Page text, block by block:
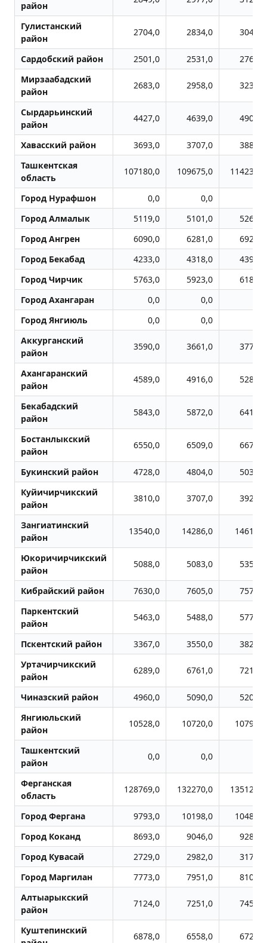
район
Гулистанский
район
2704,0 2834,0 3041,0
Сардобский район 2501,0 2531,0
2768,0
Мирзаабадский
район
2683,0 2958,0 3232,0
Сырдарьинский
район
4427,0 4639,0 4908,0
Хавасский район 3693,0 3707,0
3884,0
Ташкентская
область
107180,0 109675,0 114235,0
Город Нурафшон 0,0 0,0
Город Алмалык
5119,0 5101,0
5262,0
Город Ангрен
6090,0 6281,0
6923,0
Город Бекабад
4233,0 4318,0
4391,0
Город Чиpчик
5763,0 5923,0
6189,0
Город Ахангаран
0,0 0,0
Город Янгиюль
0,0 0,0
Аккурганский
район
3590,0 3661,0 3777,0
Ахангаранский
район
4589,0 4916,0 5280,0
Бекабадский
район
5843,0 5872,0 6415,0
Бостанлыкский
район
6550,0 6509,0 6679,0
Букинский район 4728,0 4804,0
5033,0
Куйичирчикский
район
3810,0 3707,0 3926,0
Зангиатинский
район
13540,0 14286,0 14610,0
Юкоричирчикский
район
5088,0 5083,0 5352,0
Кибрайский район 7630,0 7605,0
7576,0
Паркентский
район
5463,0 5488,0 5776,0
Пскентский район 3367,0 3550,0
3828,0
Уртачирчикский
район
6289,0 6761,0 7214,0
Чиназский район 4960,0 5090,0
5205,0
Янгиюльский
район
10528,0 10720,0 10799,0
Ташкентский
район
0,0 0,0
Ферганская
область
128769,0 132270,0 135126,0
Город Фергана 9793,0 10198,0
10488,0
Город Коканд
8693,0 9046,0
9288,0
Город Кувасай
2729,0 2982,0
3172,0
Город Маpгилан
7773,0 7951,0
8104,0
Алтыарыкский
район
7124,0 7251,0 7455,0
Куштепинский
6878,0 6558,0 6723,0